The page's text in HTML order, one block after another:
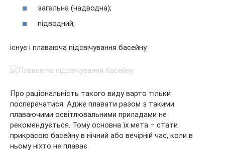
загальна (надводна);
підводний,
існує і плаваюча підсвічування басейну.
Про раціональність такого виду варто тільки
посперечатися. Адже плавати разом з такими
плаваючими освітлювальними приладами не
рекомендується. Тому основна їх мета – стати
прикрасою басейну в нічний або вечірній час, коли в
ньому ніхто не плаває.